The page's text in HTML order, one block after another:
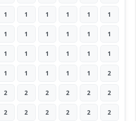
1 1 1 1 1 1
1 1 1 1 1 1
1 1 1 1 1 1
1 1 1 1 1 2
2 2 2 2 2 2
2 2 2 2 2 2